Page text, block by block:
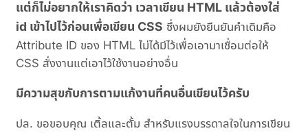
แต่ก็ไม่อยากให้เราคิดว่า เวลาเขียน HTML แล้วต้องใส่
id เข้าไปไว้ก่อนเพื่อเขียน CSS ซึ่งผมยังยืนยันคำเดิมคือ
Attribute ID ของ HTML ไม่ได้มีไว้เพื่อเอามาเชื่อมต่อให้
CSS สั่งงานแต่เอาไว้ใช้งานอย่างอื่น
มีความสุขกับการตามแก้งานที่คนอื่นเขียนไว้ครับ
ปล. ขอขอบคุณ เติ้ลและตั้ม สำหรับแรงบรรดาลใจในการเขียน